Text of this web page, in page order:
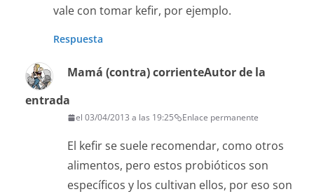
vale con tomar kefir, por ejemplo.
Respuesta
Mamá (contra) corrienteAutor de la
entrada
el 03/04/2013 a las 19:25 Enlace permanente
El kefir se suele recomendar, como otros
alimentos, pero estos probióticos son
específicos y los cultivan ellos, por eso son